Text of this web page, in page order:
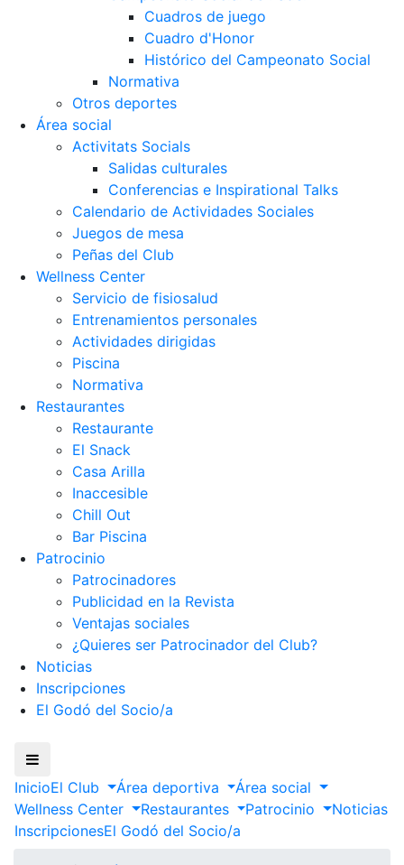
Cuadros de juego
Cuadro d'Honor
Histórico del Campeonato Social
Normativa
Otros deportes
Área social
Activitats Socials
Salidas culturales
Conferencias e Inspirational Talks
Calendario de Actividades Sociales
Juegos de mesa
Peñas del Club
Wellness Center
Servicio de fisiosalud
Entrenamientos personales
Actividades dirigidas
Piscina
Normativa
Restaurantes
Restaurante
El Snack
Casa Arilla
Inaccesible
Chill Out
Bar Piscina
Patrocinio
Patrocinadores
Publicidad en la Revista
Ventajas sociales
¿Quieres ser Patrocinador del Club?
Noticias
Inscripciones
El Godó del Socio/a
InicioEl Club Área deportiva
Área social
Wellness Center
Restaurantes Patrocinio
Noticias
InscripcionesEl Godó del Socio/a